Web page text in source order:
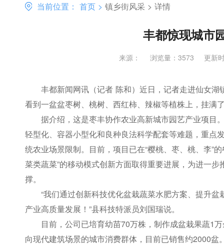
当前位置： 首页 > 镇乡街风采 > 详情
丰都惊现城市
来源： 浏览量：3573 更新
丰都新闻网讯（记者 陈和）近日，记者走进仙女
看到一盆盆枣树、桃树、西红柿、辣椒等植株上，挂满
据介绍，这是枣丰协作农业高新城市园艺产业项目
轻型化、容器小型化和良种良法科学配套等难题，重点
统农业场景限制。目前，项目已在“樱桃、枣、桃、李”
菜类蔬菜”的移动模式创新方面取得重要进展，为进一
撑。
“我们通过创新科技优化盆栽蔬菜水肥方案、提升
产业高质量发展！”县科技特派员刘国瑞说。
目前，公司已培育幼苗70万株，制作成盆栽果蔬1
向现代建筑场景的城市消费群体，目前已销售约2000盆